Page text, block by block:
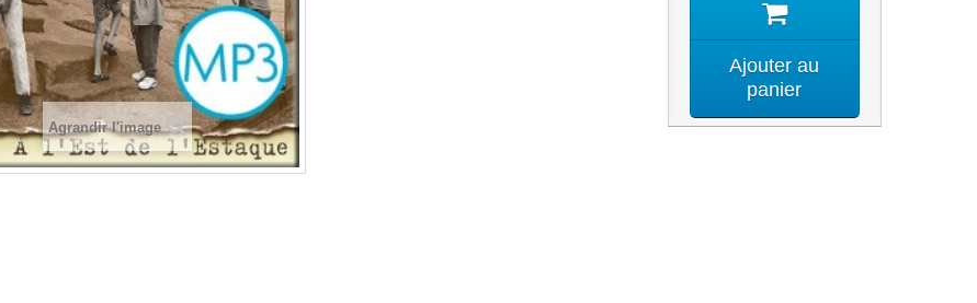
Agrandir l'image
Ajouter au
panier